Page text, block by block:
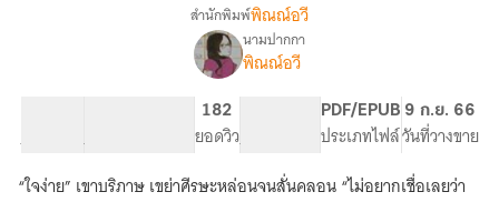
เรื่องSingapore...รัก
มัด
สำนักพิมพ์พิณณ์อวี
นามปากกา
พิณณ์อวี
จำนวนคำ จำนวนหน้า (A5)
182
ยอดวิวระดับเนื้อหา
PDF/EPUB
ประเภทไฟล์
9 ก.ย. 66
วันที่วางขาย
“ใจง่าย” เขาบริภาษ เขย่าศีรษะหล่อนจนสั่นคลอน “ไม่อยากเชื่อเลยว่า